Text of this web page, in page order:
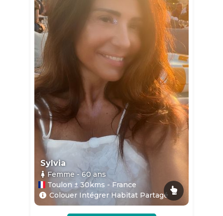
Sylvia
Femme - 60ans
Toulon ± 30kms - France
Colouer Intégrer Habitat Partagé